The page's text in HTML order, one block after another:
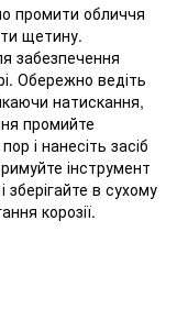
промити обличчя
щетину.
забезпечення
Обережно ведіть
натискання,
промийте
і нанесіть засіб
інструмент
в сухому
корозії.